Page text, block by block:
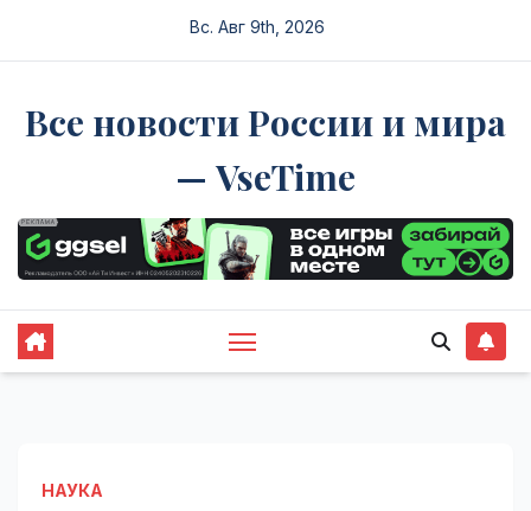
Вс. Авг 9th, 2026
Все новости России и мира
— VseTime
НАУКА